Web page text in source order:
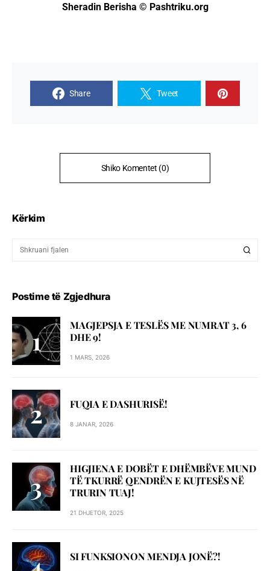
Sheradin Berisha © Pashtriku.org
Share Tweet
Shiko Komentet (0)
Kërkim
Postime të Zgjedhura
MAGJEPSJA E TESLËS ME NUMRAT 3, 6
DHE 9!
1 MARS, 2026
FUQIA E DASHURISË!
8 JANAR, 2026
HIGJIENA E DOBËT E DHËMBËVE MUND
TË TKURRË QENDRËN E KUJTESËS NË
TRURIN TUAJ!
21 DHJETOR, 2025
SI FUNKSIONON MENDJA JONË?!